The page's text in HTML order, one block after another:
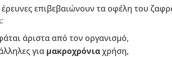
έρευνες επιβεβαιώνουν τα οφέλη του
άριστα από τον οργανισμό,
για μακροχρόνιαχρήση,